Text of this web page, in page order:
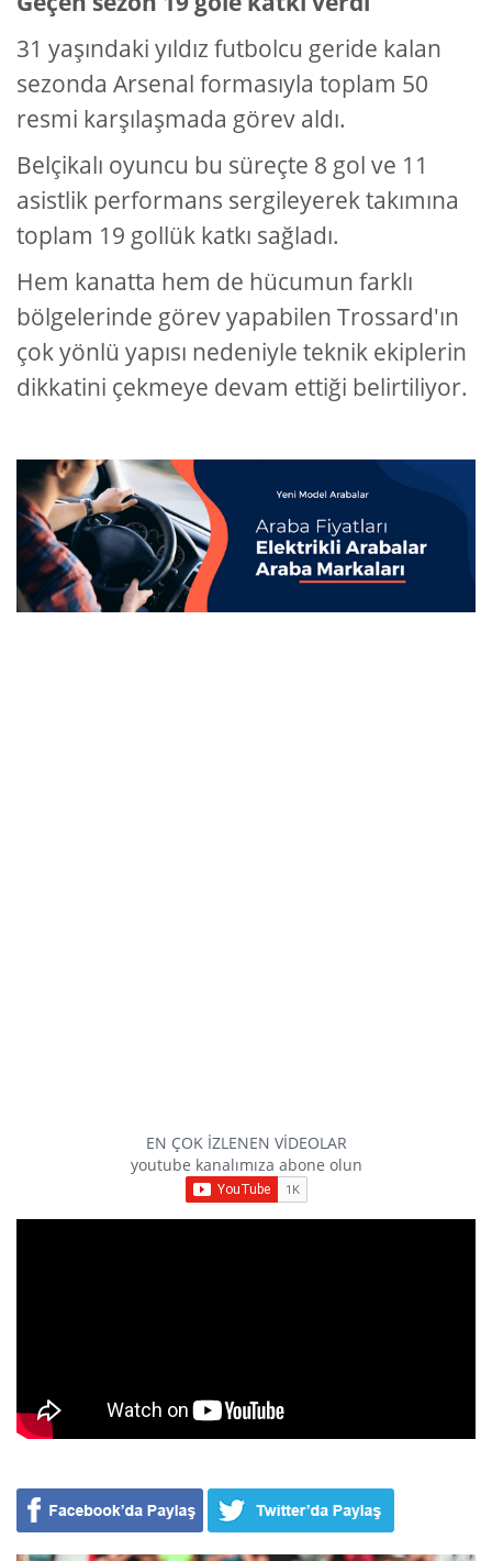
31 yaşındaki yıldız futbolcu geride kalan
sezonda Arsenal formasıyla toplam 50
resmi karşılaşmada görev aldı.
Belçikalı oyuncu bu süreçte 8 gol ve 11
asistlik performans sergileyerek takımına
toplam 19 gollük katkı sağladı.
Hem kanatta hem de hücumun farklı
bölgelerinde görev yapabilen Trossard'ın
çok yönlü yapısı nedeniyle teknik ekiplerin
dikkatini çekmeye devam ettiği belirtiliyor.
EN ÇOK İZLENEN VİDEOLAR
youtube kanalımıza abone olun